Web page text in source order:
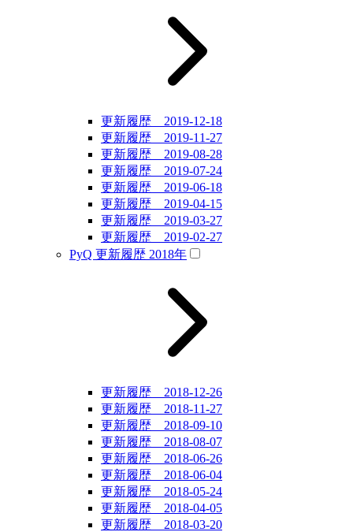
更新履歴 2019-12-18
更新履歴 2019-11-27
更新履歴 2019-08-28
更新履歴 2019-07-24
更新履歴 2019-06-18
更新履歴 2019-04-15
更新履歴 2019-03-27
更新履歴 2019-02-27
PyQ 更新履歴 2018年
更新履歴 2018-12-26
更新履歴 2018-11-27
更新履歴 2018-09-10
更新履歴 2018-08-07
更新履歴 2018-06-26
更新履歴 2018-06-04
更新履歴 2018-05-24
更新履歴 2018-04-05
更新履歴 2018-03-20